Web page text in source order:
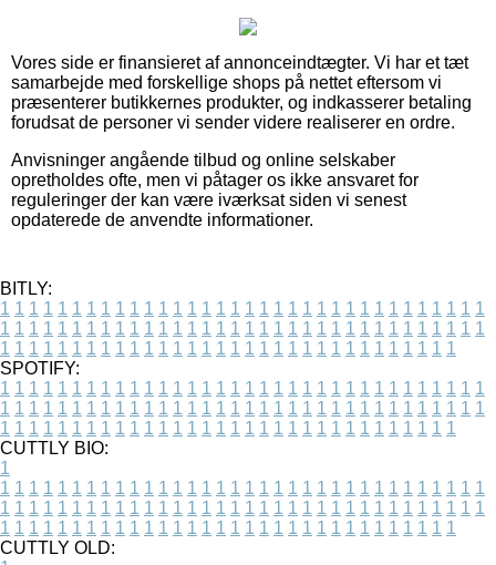
Vores side er finansieret af annonceindtægter. Vi har et tæt
samarbejde med forskellige shops på nettet eftersom vi
præsenterer butikkernes produkter, og indkasserer betaling
forudsat de personer vi sender videre realiserer en ordre.
Anvisninger angående tilbud og online selskaber
opretholdes ofte, men vi påtager os ikke ansvaret for
reguleringer der kan være iværksat siden vi senest
opdaterede de anvendte informationer.
BITLY:
1 1 1 1 1 1 1 1 1 1 1 1 1 1 1 1 1 1 1 1 1 1 1 1 1 1 1 1 1 1 1 1 1 1
1 1 1 1 1 1 1 1 1 1 1 1 1 1 1 1 1 1 1 1 1 1 1 1 1 1 1 1 1 1 1 1 1 1
1 1 1 1 1 1 1 1 1 1 1 1 1 1 1 1 1 1 1 1 1 1 1 1 1 1 1 1 1 1 1 1
SPOTIFY:
1 1 1 1 1 1 1 1 1 1 1 1 1 1 1 1 1 1 1 1 1 1 1 1 1 1 1 1 1 1 1 1 1 1
1 1 1 1 1 1 1 1 1 1 1 1 1 1 1 1 1 1 1 1 1 1 1 1 1 1 1 1 1 1 1 1 1 1
1 1 1 1 1 1 1 1 1 1 1 1 1 1 1 1 1 1 1 1 1 1 1 1 1 1 1 1 1 1 1 1
CUTTLY BIO:
1
1 1 1 1 1 1 1 1 1 1 1 1 1 1 1 1 1 1 1 1 1 1 1 1 1 1 1 1 1 1 1 1 1 1
1 1 1 1 1 1 1 1 1 1 1 1 1 1 1 1 1 1 1 1 1 1 1 1 1 1 1 1 1 1 1 1 1 1
1 1 1 1 1 1 1 1 1 1 1 1 1 1 1 1 1 1 1 1 1 1 1 1 1 1 1 1 1 1 1 1
CUTTLY OLD: